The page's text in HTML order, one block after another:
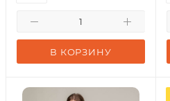
В КОРЗИНУ